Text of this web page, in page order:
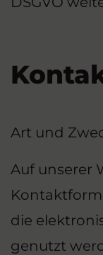
Art und
Auf unserer
die
genutzt